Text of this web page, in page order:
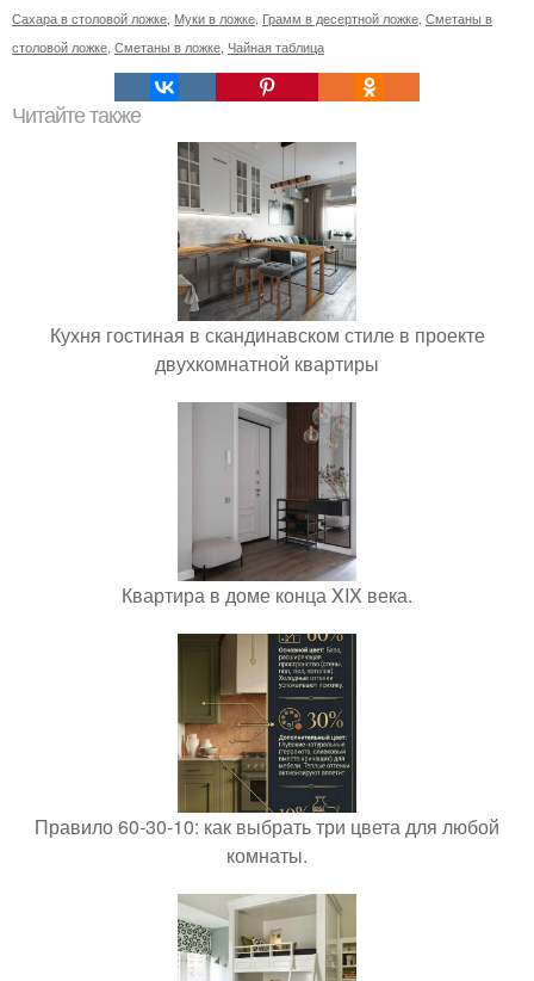
Сахара в столовой ложке Муки в ложке Грамм в десертной ложке Сметаны в
столовой ложке Сметаны в ложке Чайная таблица
Читайте также
Кухня гостиная в скандинавском стиле в проекте
двухкомнатной квартиры
Квартира в доме конца XIX века.
Правило 60-30-10: как выбрать три цвета для любой
комнаты.